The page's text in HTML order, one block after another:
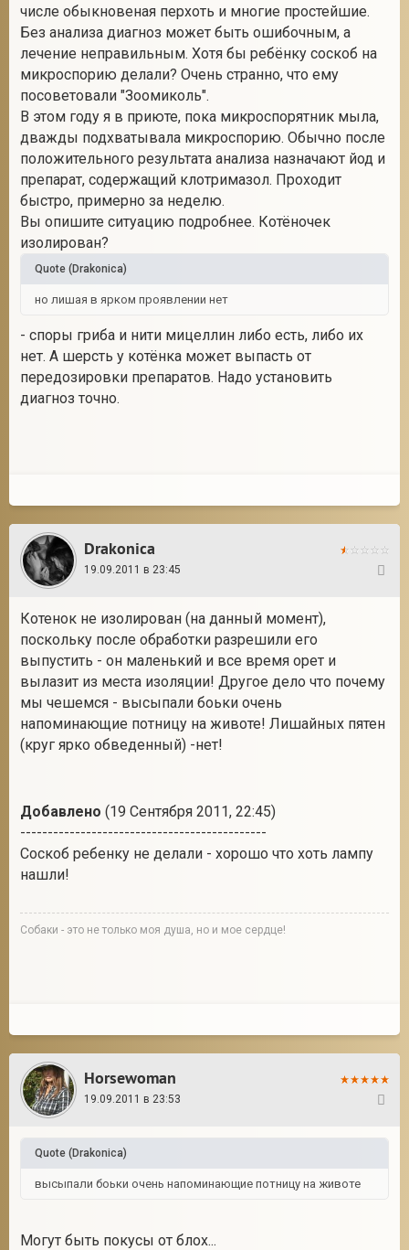
числе обыкновеная перхоть и многие простейшие.
Без анализа диагноз может быть ошибочным, а
лечение неправильным. Хотя бы ребёнку соскоб на
микроспорию делали? Очень странно, что ему
посоветовали "Зоомиколь".
В этом году я в приюте, пока микроспорятник мыла,
дважды подхватывала микроспорию. Обычно после
положительного результата анализа назначают йод и
препарат, содержащий клотримазол. Проходит
быстро, примерно за неделю.
Вы опишите ситуацию подробнее. Котёночек
изолирован?
Quote (Drakonica)
но лишая в ярком проявлении нет
- споры гриба и нити мицеллин либо есть, либо их
нет. А шерсть у котёнка может выпасть от
передозировки препаратов. Надо установить
диагноз точно.
Drakonica
19.09.2011 в 23:45
Котенок не изолирован (на данный момент),
поскольку после обработки разрешили его
выпустить - он маленький и все время орет и
вылазит из места изоляции! Другое дело что почему
мы чешемся - высыпали боьки очень
напоминающие потницу на животе! Лишайных пятен
(круг ярко обведенный) -нет!
Добавлено (19 Сентября 2011, 22:45)
---------------------------------------------
Соскоб ребенку не делали - хорошо что хоть лампу
нашли!
Собаки - это не только моя душа, но и мое сердце!
Horsewoman
19.09.2011 в 23:53
Quote (Drakonica)
высыпали боьки очень напоминающие потницу на животе
Могут быть покусы от блох...